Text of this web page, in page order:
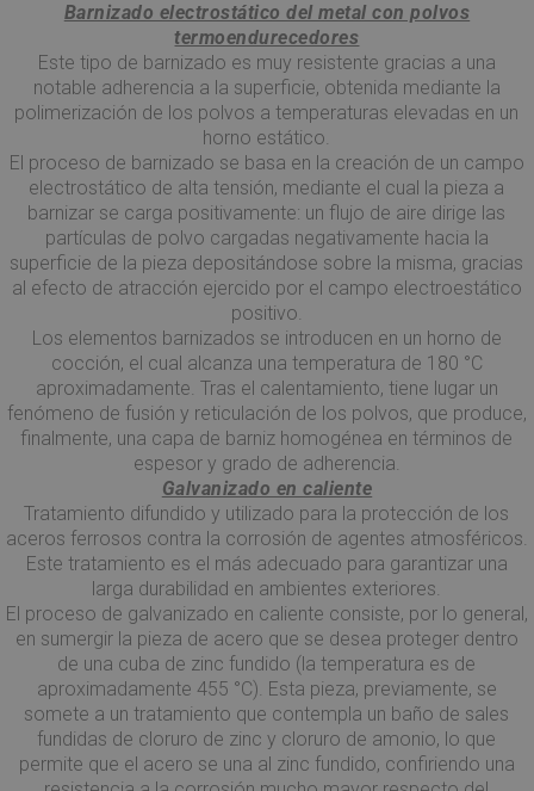
Barnizado electrostático del metal con polvos
termoendurecedores
Este tipo de barnizado es muy resistente gracias a una
notable adherencia a la superficie, obtenida mediante la
polimerización de los polvos a temperaturas elevadas en un
horno estático.
El proceso de barnizado se basa en la creación de un campo
electrostático de alta tensión, mediante el cual la pieza a
barnizar se carga positivamente: un flujo de aire dirige las
partículas de polvo cargadas negativamente hacia la
superficie de la pieza depositándose sobre la misma, gracias
al efecto de atracción ejercido por el campo electroestático
positivo.
Los elementos barnizados se introducen en un horno de
cocción, el cual alcanza una temperatura de 180 °C
aproximadamente. Tras el calentamiento, tiene lugar un
fenómeno de fusión y reticulación de los polvos, que produce,
finalmente, una capa de barniz homogénea en términos de
espesor y grado de adherencia.
Galvanizado en caliente
Tratamiento difundido y utilizado para la protección de los
aceros ferrosos contra la corrosión de agentes atmosféricos.
Este tratamiento es el más adecuado para garantizar una
larga durabilidad en ambientes exteriores.
El proceso de galvanizado en caliente consiste, por lo general,
en sumergir la pieza de acero que se desea proteger dentro
de una cuba de zinc fundido (la temperatura es de
aproximadamente 455 °C). Esta pieza, previamente, se
somete a un tratamiento que contempla un baño de sales
fundidas de cloruro de zinc y cloruro de amonio, lo que
permite que el acero se una al zinc fundido, confiriendo una